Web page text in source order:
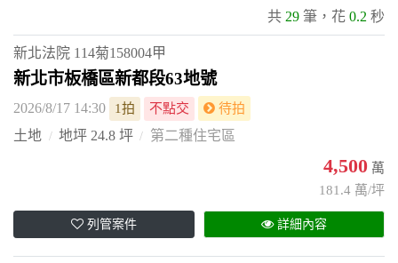
共 29 筆，花 0.2 秒
新北法院 114菊158004甲
新北市板橋區新都段63地號
2026/8/17 14:30 1拍 不點交 待拍
土地 地坪 24.8 坪 第二種住宅區
4,500 萬
181.4 萬/坪
列管案件 詳細內容